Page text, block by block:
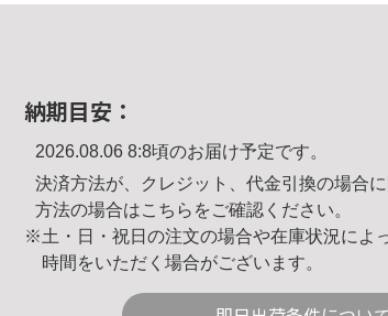
納期目安：
2026.08.06 8:8頃のお届け予定です。
決済方法が、クレジット、代金引換の場合
方法の場合はこちら をご確認ください。
※土・日・祝日の注文の場合や在庫状況によ
時間をいただく場合がございます。